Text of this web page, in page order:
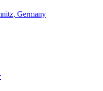
Germany